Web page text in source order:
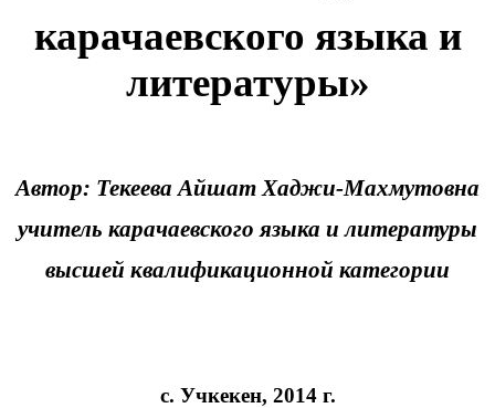
карачаевского языка и
литературы»
Автор: Текеева Айшат Хаджи-Махмутовна
учитель карачаевского языка и литературы
высшей квалификационной категории
с. Учкекен, 2014 г.